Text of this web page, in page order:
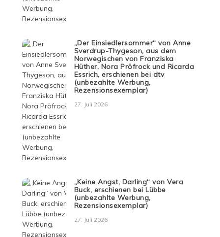
„Der Einsiedlersommer“ von Anne
Sverdrup-Thygeson, aus dem
Norwegischen von Franziska
Hüther, Nora Pröfrock und Ricarda
Essrich, erschienen bei dtv
(unbezahlte Werbung,
Rezensionsexemplar)
27. Juli 2026
„Keine Angst, Darling“ von Vera
Buck, erschienen bei Lübbe
(unbezahlte Werbung,
Rezensionsexemplar)
27. Juli 2026